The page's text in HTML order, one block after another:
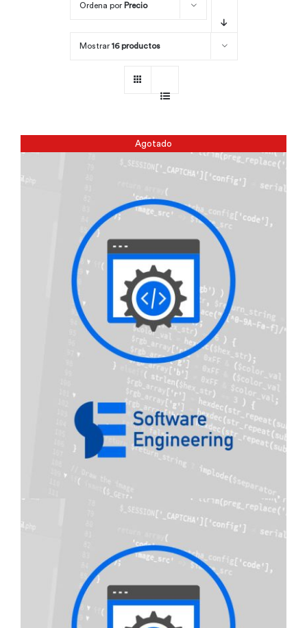
Ordena por Precio
Mostrar 16 productos
Agotado